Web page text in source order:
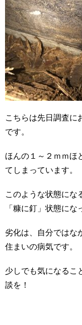
こちらは先日調査に
です。
ほんの１～２ｍｍほ
てしまっています。
このような状態にな
「糠に釘」状態にな
劣化は、自分ではな
住まいの病気です。
少しでも気になるこ
談を！